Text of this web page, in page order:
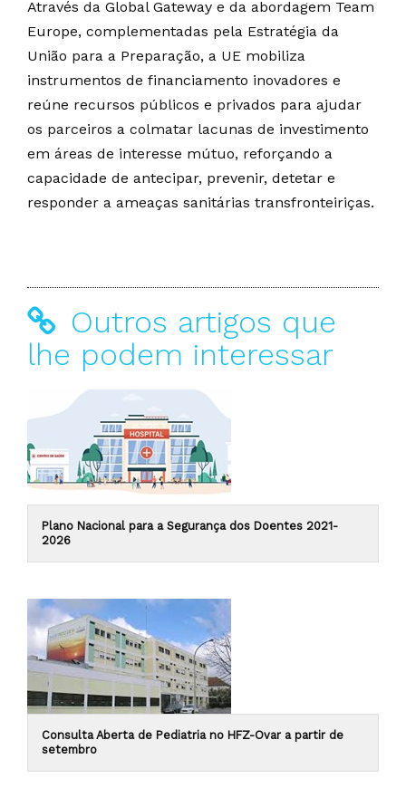
Através da Global Gateway e da abordagem Team
Europe, complementadas pela Estratégia da
União para a Preparação, a UE mobiliza
instrumentos de financiamento inovadores e
reúne recursos públicos e privados para ajudar
os parceiros a colmatar lacunas de investimento
em áreas de interesse mútuo, reforçando a
capacidade de antecipar, prevenir, detetar e
responder a ameaças sanitárias transfronteiriças.
Outros artigos que
lhe podem interessar
Plano Nacional para a Segurança dos Doentes 2021-
2026
Consulta Aberta de Pediatria no HFZ-Ovar a partir de
setembro